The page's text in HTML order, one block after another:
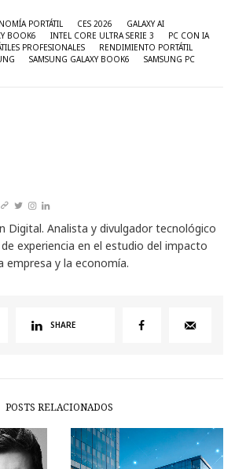
PORTÁTIL CES 2026
GALAXY AI
BOOK6
INTEL CORE ULTRA SERIE 3
PC CON IA
PROFESIONALES
RENDIMIENTO PORTÁTIL
SAMSUNG GALAXY BOOK6 SAMSUNG PC
Digital. Analista y divulgador tecnológico
experiencia en el estudio del impacto
empresa y la economía.
SHARE
POSTS RELACIONADOS